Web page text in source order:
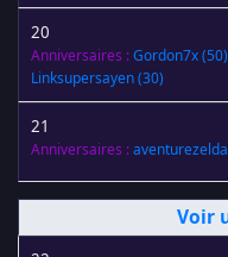
20
Anniversaires :Gordon7x(50)
Linksupersayen(30)
21
Anniversaires :aventurezelda